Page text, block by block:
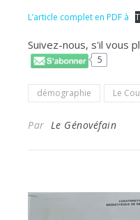
L’article complet en PDF à
Suivez-nous, s'il vous
5
démographie Le
Par Le Génovéfain